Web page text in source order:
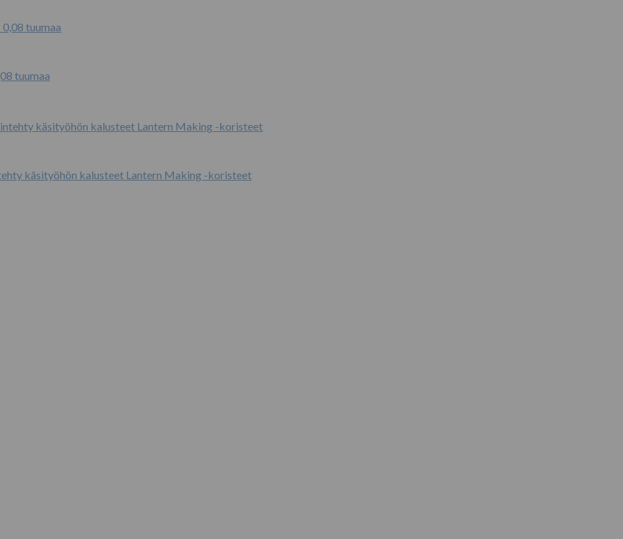
tuumaa
käsityöhön kalusteet Lantern Making -koristeet